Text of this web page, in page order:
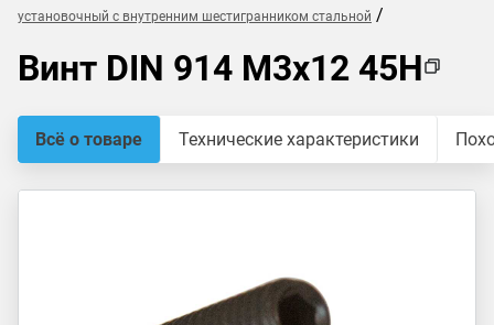
установочный с внутренним шестигранником стальной /
Винт DIN 914 M3x12 45H
Всё о товаре Технические характеристики